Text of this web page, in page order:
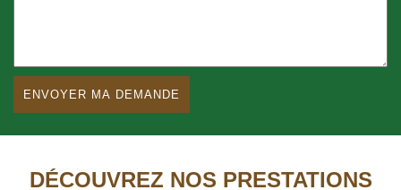
DÉCOUVREZ NOS PRESTATIONS